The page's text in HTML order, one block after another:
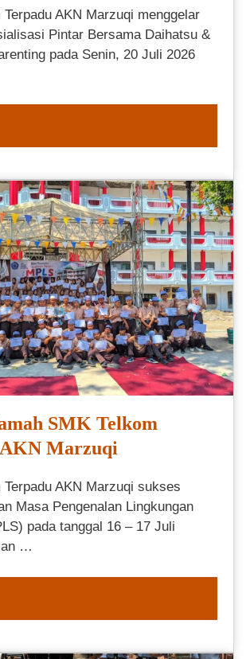
Terpadu AKN Marzuqi menggelar
Pintar Bersama Daihatsu &
pada Senin, 20 Juli 2026
SMK Telkom
Marzuqi
Terpadu AKN Marzuqi sukses
Masa Pengenalan Lingkungan
pada tanggal 16 – 17 Juli
…